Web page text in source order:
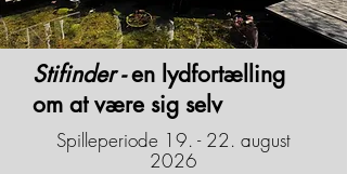
​Stifinder -en lydfortælling
om at være sig selv
Spilleperiode 19. - 22. august
2026